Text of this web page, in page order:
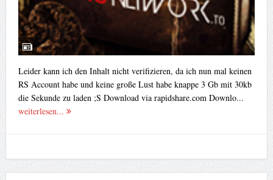
Leider kann ich den Inhalt nicht verifizieren, da ich nun mal keinen
RS Account habe und keine große Lust habe knappe 3 Gb mit 30kb
die Sekunde zu laden ;S Download via rapidshare.com Downlo...
weiterlesen...